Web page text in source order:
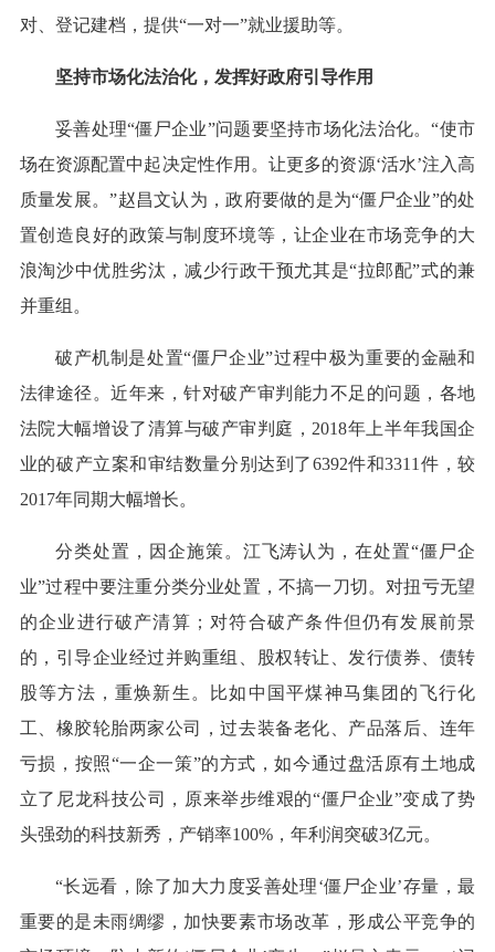
对、登记建档，提供“一对一”就业援助等。
坚持市场化法治化，发挥好政府引导作用
妥善处理“僵尸企业”问题要坚持市场化法治化。“使市
场在资源配置中起决定性作用。让更多的资源‘活水’注入高
质量发展。”赵昌文认为，政府要做的是为“僵尸企业”的处
置创造良好的政策与制度环境等，让企业在市场竞争的大
浪淘沙中优胜劣汰，减少行政干预尤其是“拉郎配”式的兼
并重组。
破产机制是处置“僵尸企业”过程中极为重要的金融和
法律途径。近年来，针对破产审判能力不足的问题，各地
法院大幅增设了清算与破产审判庭，2018年上半年我国企
业的破产立案和审结数量分别达到了6392件和3311件，较
2017年同期大幅增长。
分类处置，因企施策。江飞涛认为，在处置“僵尸企
业”过程中要注重分类分业处置，不搞一刀切。对扭亏无望
的企业进行破产清算；对符合破产条件但仍有发展前景
的，引导企业经过并购重组、股权转让、发行债券、债转
股等方法，重焕新生。比如中国平煤神马集团的飞行化
工、橡胶轮胎两家公司，过去装备老化、产品落后、连年
亏损，按照“一企一策”的方式，如今通过盘活原有土地成
立了尼龙科技公司，原来举步维艰的“僵尸企业”变成了势
头强劲的科技新秀，产销率100%，年利润突破3亿元。
“长远看，除了加大力度妥善处理‘僵尸企业’存量，最
重要的是未雨绸缪，加快要素市场改革，形成公平竞争的